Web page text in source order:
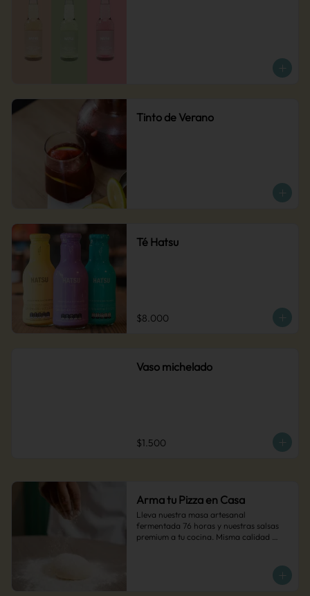
Tinto de Verano
Té Hatsu
$8.000
Vaso michelado
$1.500
Arma tu Pizza en Casa
Lleva nuestra masa artesanal
fermentada 76 horas y nuestras salsas
premium a tu cocina. Misma calidad